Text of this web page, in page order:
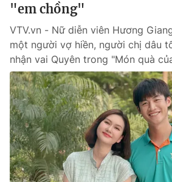
"em chồng"
VTV.vn - Nữ diễn viên Hương
một người vợ hiền, người chị dâu
nhận vai Quyên trong "Món quà